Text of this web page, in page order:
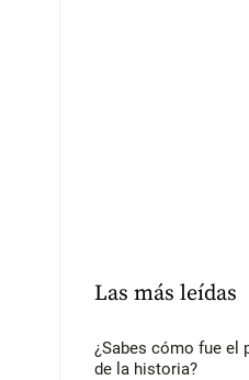
Las más leídas
¿Sabes cómo fue el
de la historia?